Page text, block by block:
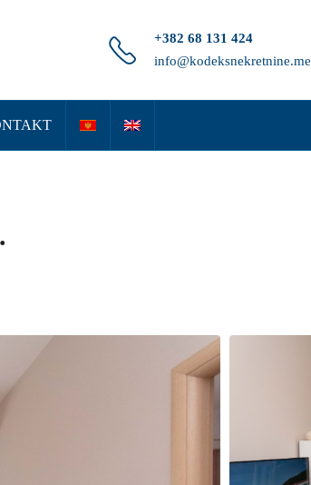
+382 68 131 424
info@kodeksnekretnine.me